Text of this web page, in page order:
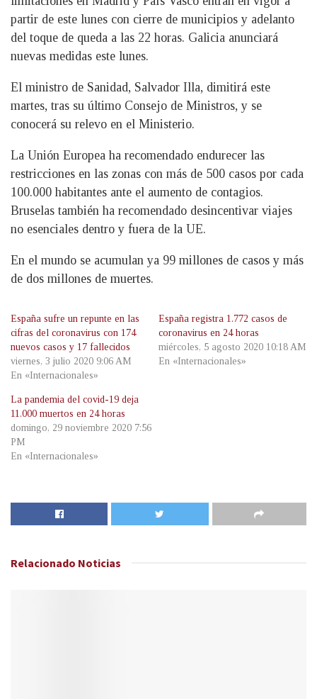
partir de este lunes con cierre de municipios y adelanto
del toque de queda a las 22 horas. Galicia anunciará
nuevas medidas este lunes.
El ministro de Sanidad, Salvador Illa, dimitirá este
martes, tras su último Consejo de Ministros, y se
conocerá su relevo en el Ministerio.
La Unión Europea ha recomendado endurecer las
restricciones en las zonas con más de 500 casos por cada
100.000 habitantes ante el aumento de contagios.
Bruselas también ha recomendado desincentivar viajes
no esenciales dentro y fuera de la UE.
En el mundo se acumulan ya 99 millones de casos y más
de dos millones de muertes.
España sufre un repunte en las
cifras del coronavirus con 174
nuevos casos y 17 fallecidos
viernes, 3 julio 2020 9:06 AM
En «Internacionales»
España registra 1.772 casos de
coronavirus en 24 horas
miércoles, 5 agosto 2020 10:18 AM
En «Internacionales»
La pandemia del covid-19 deja
11.000 muertos en 24 horas
domingo, 29 noviembre 2020 7:56
PM
En «Internacionales»
Relacionado Noticias